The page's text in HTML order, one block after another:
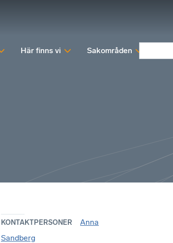
Här finns vi Sakområden
KONTAKTPERSONER
Anna
Sandberg